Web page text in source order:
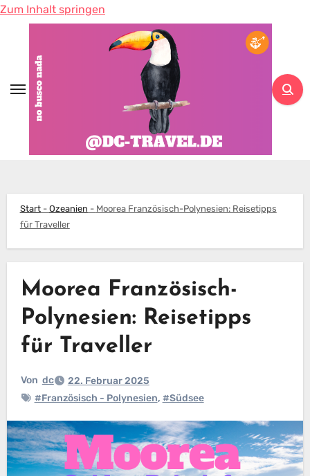
Zum Inhalt springen
Start- Ozeanien - Moorea Französisch-Polynesien: Reisetipps
für Traveller
Moorea Französisch-
Polynesien: Reisetipps
für Traveller
Von dc
22. Februar 2025
#Französisch - Polynesien, #Südsee